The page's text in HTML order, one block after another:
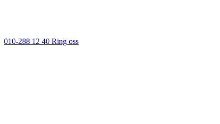
010-288 12 40 Ring oss